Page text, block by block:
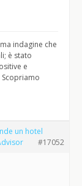
indagine che
è stato
e
un hotel
#17052